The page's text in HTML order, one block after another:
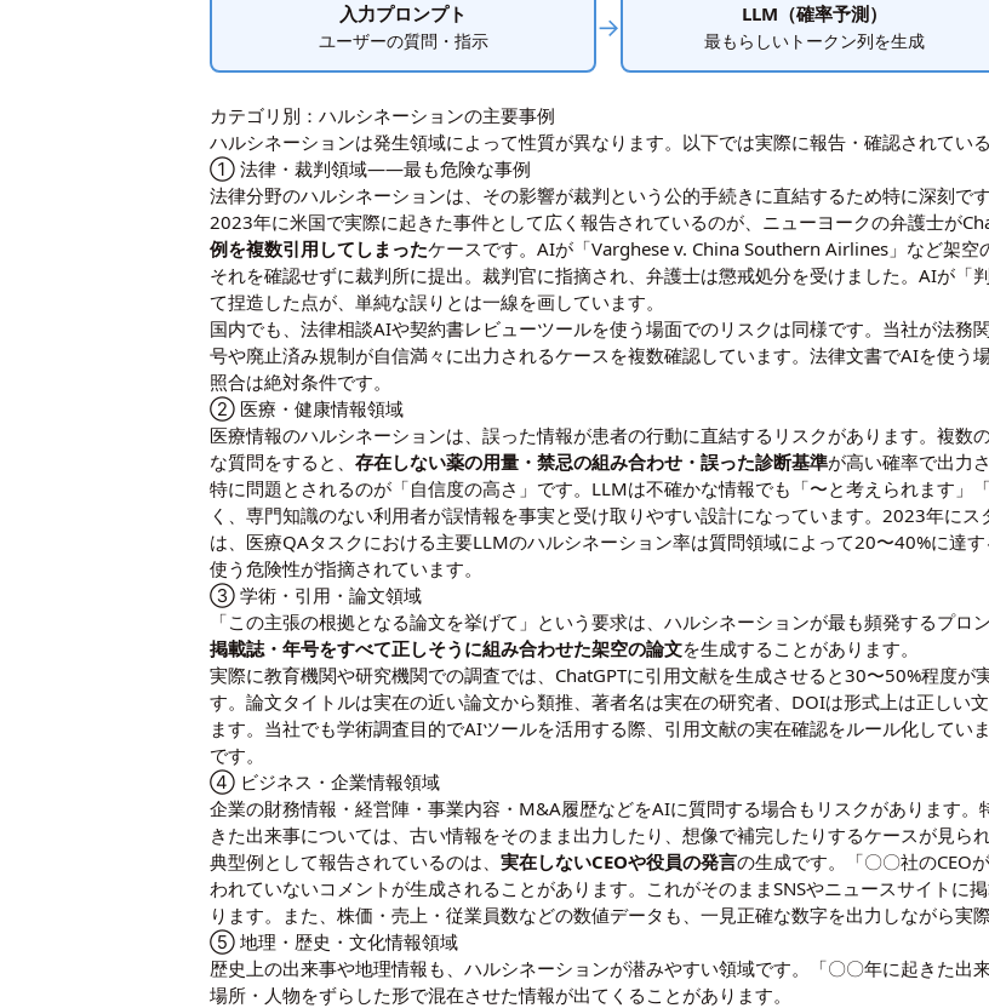
入力プロンプト
ユーザーの質問・指示 → LLM（確率予測）
最もらしいトークン列を生成
カテゴリ別：ハルシネーションの主要事例
ハルシネーションは発生領域によって性質が異なります。以下では実際に報告・確認されてい
① 法律・裁判領域——最も危険な事例
法律分野のハルシネーションは、その影響が裁判という公的手続きに直結するため特に深刻です
2023年に米国で実際に起きた事件として広く報告されているのが、ニューヨークの弁護士が
例を複数引用してしまったケースです。AIが「Varghese v. China Southern Airlines」など架
それを確認せずに裁判所に提出。裁判官に指摘され、弁護士は懲戒処分を受けました。AIが「
て捏造した点が、単純な誤りとは一線を画しています。
国内でも、法律相談AIや契約書レビューツールを使う場面でのリスクは同様です。当社が法務
号や廃止済み規制が自信満々に出力されるケースを複数確認しています。法律文書でAIを使う
照合は絶対条件です。
② 医療・健康情報領域
医療情報のハルシネーションは、誤った情報が患者の行動に直結するリスクがあります。複数
な質問をすると、存在しない薬の用量・禁忌の組み合わせ・誤った診断基準が高い確率で出力
特に問題とされるのが「自信度の高さ」です。LLMは不確かな情報でも「〜と考えられます」
く、専門知識のない利用者が誤情報を事実と受け取りやすい設計になっています。2023年に
は、医療QAタスクにおける主要LLMのハルシネーション率は質問領域によって20〜40%に達
使う危険性が指摘されています。
③ 学術・引用・論文領域
「この主張の根拠となる論文を挙げて」という要求は、ハルシネーションが最も頻発するプロ
掲載誌・年号をすべて正しそうに組み合わせた架空の論文を生成することがあります。
実際に教育機関や研究機関での調査では、ChatGPTに引用文献を生成させると30〜50%程度が
す。論文タイトルは実在の近い論文から類推、著者名は実在の研究者、DOIは形式上は正し
ます。当社でも学術調査目的でAIツールを活用する際、引用文献の実在確認をルール化して
です。
④ ビジネス・企業情報領域
企業の財務情報・経営陣・事業内容・M&A履歴などをAIに質問する場合もリスクがあります
きた出来事については、古い情報をそのまま出力したり、想像で補完したりするケースが見られ
典型例として報告されているのは、実在しないCEOや役員の発言の生成です。「〇〇社の
われていないコメントが生成されることがあります。これがそのままSNSやニュースサイトに
ります。また、株価・売上・従業員数などの数値データも、一見正確な数字を出力しながら実
⑤ 地理・歴史・文化情報領域
歴史上の出来事や地理情報も、ハルシネーションが潜みやすい領域です。「〇〇年に起きた出
場所・人物をずらした形で混在させた情報が出てくることがあります。